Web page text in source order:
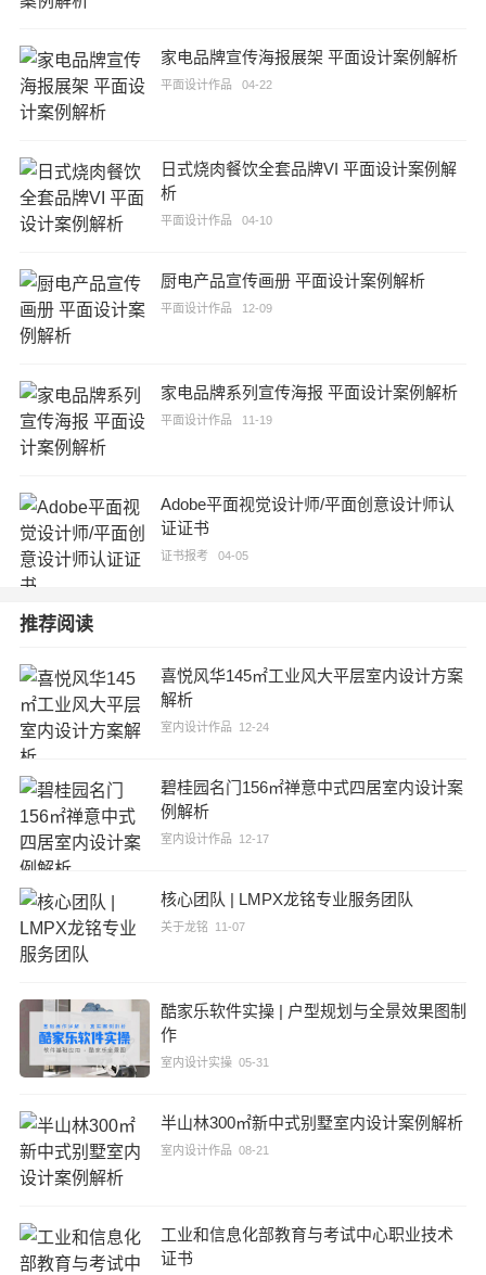
家电品牌宣传海报展架 平面设计案例解析
平面设计作品 04-22
日式烧肉餐饮全套品牌VI 平面设计案例解
析
平面设计作品 04-10
厨电产品宣传画册 平面设计案例解析
平面设计作品 12-09
家电品牌系列宣传海报 平面设计案例解析
平面设计作品 11-19
Adobe平面视觉设计师/平面创意设计师认
证证书
证书报考 04-05
推荐阅读
喜悦风华145㎡工业风大平层室内设计方案
解析
室内设计作品 12-24
碧桂园名门156㎡禅意中式四居室内设计案
例解析
室内设计作品 12-17
核心团队 | LMPX龙铭专业服务团队
关于龙铭 11-07
酷家乐软件实操 | 户型规划与全景效果图制
作
室内设计实操05-31
半山林300㎡新中式别墅室内设计案例解析
室内设计作品 08-21
工业和信息化部教育与考试中心职业技术
证书